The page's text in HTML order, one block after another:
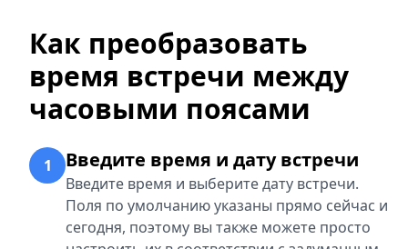
Как преобразовать
время встречи между
часовыми поясами
1 Введите время и дату встречи
Введите время и выберите дату встречи.
Поля по умолчанию указаны прямо сейчас и
сегодня, поэтому вы также можете просто